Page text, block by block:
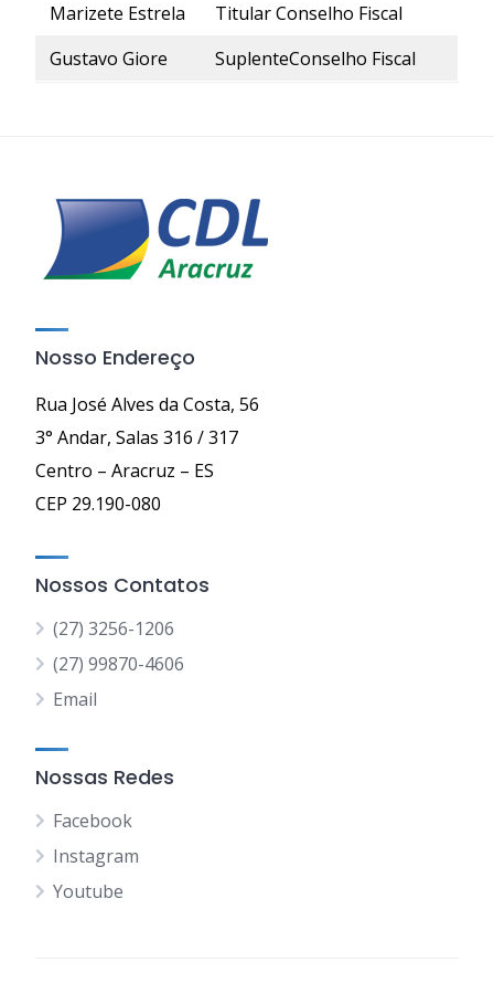
Marizete Estrela
Titular Conselho Fiscal
Gustavo Giore
SuplenteConselho Fiscal
Nosso Endereço
Rua José Alves da Costa, 56
3° Andar, Salas 316 / 317
Centro – Aracruz – ES
CEP 29.190-080
Nossos Contatos
(27) 3256-1206
(27) 99870-4606
Email
Nossas Redes
Facebook
Instagram
Youtube